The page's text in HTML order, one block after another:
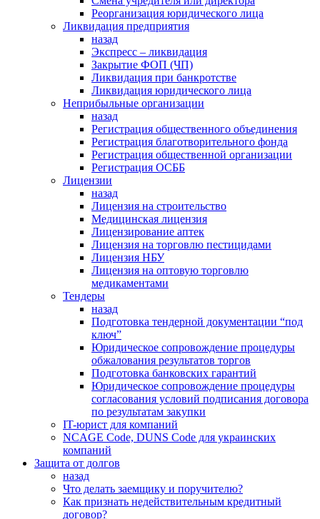
Реорганизация юридического лица
Ликвидация предприятия
назад
Экспресс – ликвидация
Закрытие ФОП (ЧП)
Ликвидация при банкротстве
Ликвидация юридического лица
Неприбыльные организации
назад
Регистрация общественного объединения
Регистрация благотворительного фонда
Регистрация общественной организации
Регистрация ОСББ
Лицензии
назад
Лицензия на строительство
Медицинская лицензия
Лицензирование аптек
Лицензия на торговлю пестицидами
Лицензия НБУ
Лицензия на оптовую торговлю
медикаментами
Тендеры
назад
Подготовка тендерной документации “под
ключ”
Юридическое сопровождение процедуры
обжалования результатов торгов
Подготовка банковских гарантий
Юридическое сопровождение процедуры
согласования условий подписания договора
по результатам закупки
IT-юрист для компаний
NCAGE Code, DUNS Code для украинских
компаний
Защита от долгов
назад
Что делать заемщику и поручителю?
Как признать недействительным кредитный
договор?